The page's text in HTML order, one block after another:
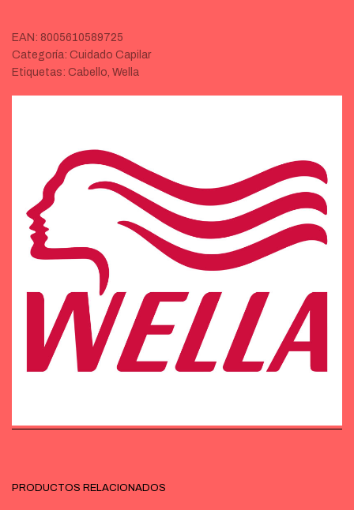
EAN: 8005610589725
Categoría: Cuidado Capilar
Etiquetas: Cabello, Wella
PRODUCTOS RELACIONADOS